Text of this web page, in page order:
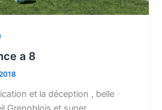
a 8
et la déception , belle